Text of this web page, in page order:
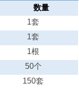
数量
1套
1套
1根
50个
150套